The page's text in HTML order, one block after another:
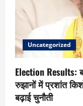
Uncategorized
Election Results:
रुझानों में प्रशांत
बढ़ाई चुनौती